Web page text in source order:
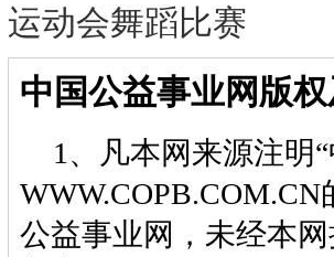
运动会舞蹈比赛
中国公益事业网版
1、凡本网来源注明
公益事业网，未经本